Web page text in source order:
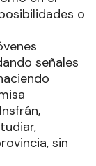
o
señales
sin